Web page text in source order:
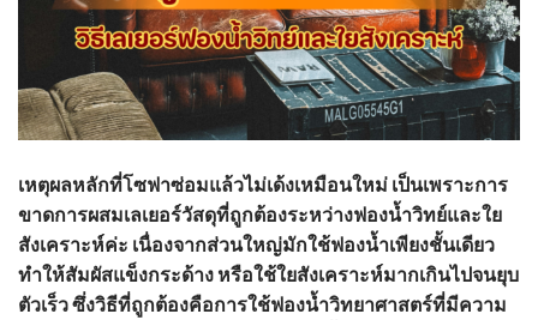
เหตุผลหลักที่โซฟาซ่อมแล้วไม่เด้งเหมือนใหม่ เป็นเพราะการ
ขาดการผสมเลเยอร์วัสดุที่ถูกต้องระหว่างฟองน้ำวิทย์และใย
สังเคราะห์ค่ะ เนื่องจากส่วนใหญ่มักใช้ฟองน้ำเพียงชั้นเดียว
ทำให้สัมผัสแข็งกระด้าง หรือใช้ใยสังเคราะห์มากเกินไปจนยุบ
ตัวเร็ว ซึ่งวิธีที่ถูกต้องคือการใช้ฟองน้ำวิทยาศาสตร์ที่มีความ